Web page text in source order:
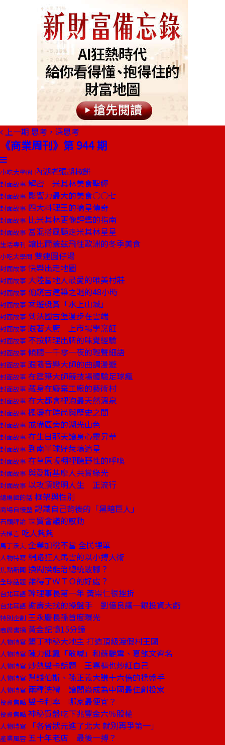
上一期 思考，深思考
《商業周刊》第 944 期
小吃大學問 內湖老張胡椒餅
封面故事 解密 米其林美食聖經
封面故事 影響力最大的美食○○七
封面故事 四大料理王的摘星傳奇
封面故事 比米其林更像評鑑的指南
封面故事 當混搭風颳走米其林星星
生活專刊 讓比爾蓋茲飛往歐洲的冬季美食
小吃大學問 雙連圓仔湯
封面故事 快樂出走地圖
封面故事 大陸當地人最愛的唯美村莊
封面故事 偷窺古建築之謎的48小時
封面故事 乘遊艇賞「水上山城」
封面故事 到法國古堡漫步在雲端
封面故事 跟著大廚 上市場學烹飪
封面故事 不按牌理出牌的味覺經驗
封面故事 傾聽一千零一夜的輕聲細語
封面故事 跟隨音樂大師的曲調漫遊
封面故事 在建築大師競技場體驗足球瘋
封面故事 藏身在廢棄工廠的藝術村
封面故事 在大都會裡泡最天然溫泉
封面故事 擺盪在時尚與歷史之間
封面故事 戒備區旁的湖光山色
封面故事 在生日那天讓身心靈昇華
封面故事 到南半球好萊塢追星
封面故事 在草原帳棚裡聽野性的呼喚
封面故事 與愛斯基摩人共賞綠光
封面故事 以攻頂證明人生 正流行
總編輯的話 框架與性別
商場自慢塾 認識自己背後的「黑暗巨人」
石頭評論 世貿會議的感動
去梯言 吃人夠夠
馬丁沃夫 企業加稅不當 全民埋單
人物特寫 網路狂人馬雲的以小搏大術
焦點新聞 換閣揆能治總統跛腳？
全球話題 誰得了ＷＴＯ的好處？
台北耳語 幹理事長第一年 黃崇仁很挫折
台北耳語 謝壽夫找的操盤手 劉億良讓一銀投資大虧
特別企劃 王永慶長孫首度曝光
商周書摘 黃金記憶15分鐘
人物特寫 墾丁神秘大地主 打造頂級渡假村王國
人物特寫 陳力健靠「敢喊」和蘇艷雪、夏鮑文齊名
人物特寫 炒熱雙卡話題 王嘉樞也炒紅自己
人物特寫 幫錢伯斯、孫正義大賺十六倍的操盤手
人物特寫 兩種洗禮 讓閻焱成為中國最佳創投家
投資焦點 雙卡利率 哪家最便宜？
投資焦點 神秘買盤吃下兆豐金六％股權
人物特寫 「各省狀元進了北大 就別再爭第一」
產業風雲 五十年老店 最後一搏？